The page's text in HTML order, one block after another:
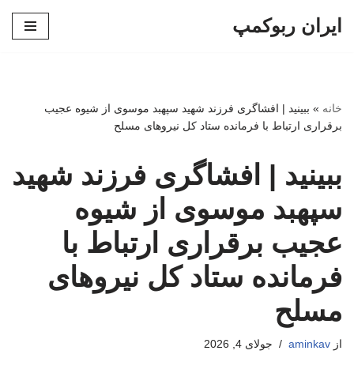
ایران ربوکمپ
خانه » ببینید | افشاگری فرزند شهید سپهبد موسوی از شیوه عجیب
برقراری ارتباط با فرمانده ستاد کل نیروهای مسلح
ببینید | افشاگری فرزند شهید
سپهبد موسوی از شیوه
عجیب برقراری ارتباط با
فرمانده ستاد کل نیروهای
مسلح
از aminkav جولای 4, 2026